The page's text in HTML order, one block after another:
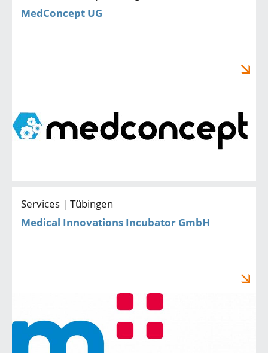
MedConcept UG
Services | Tübingen
Medical Innovations Incubator GmbH